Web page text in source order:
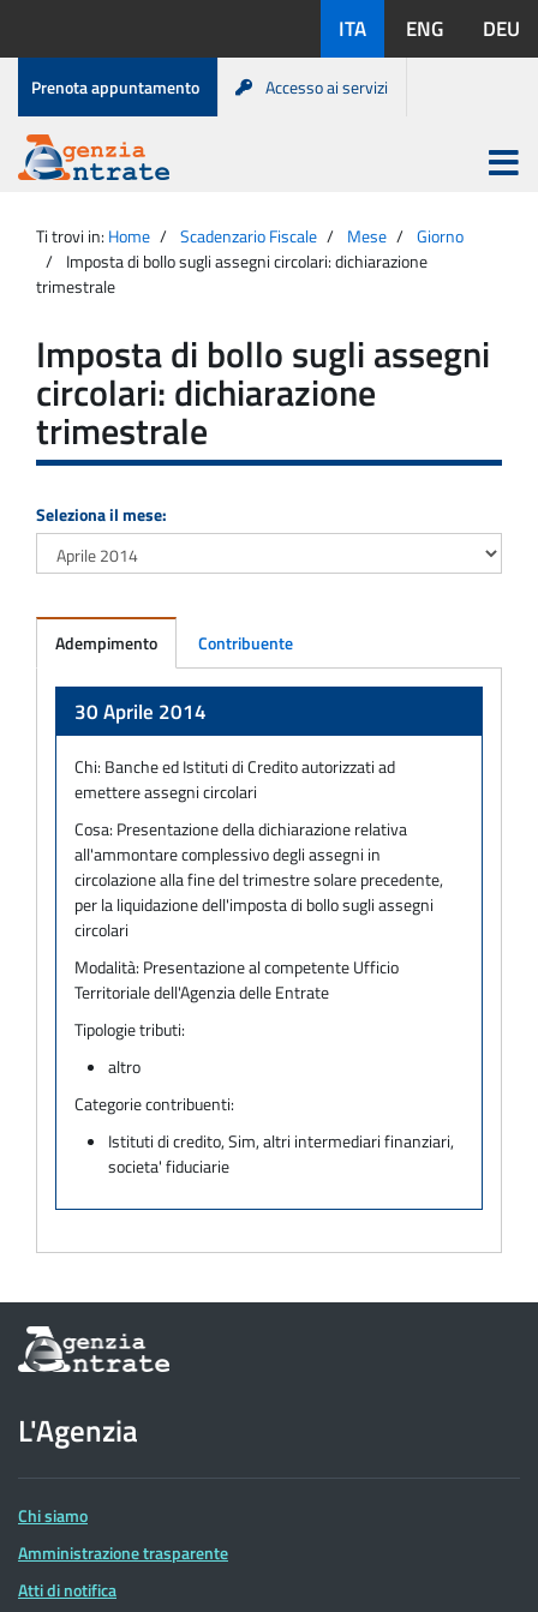
contenuto
disponibili:
ITA ENG DEU
Menu
di
servizio
Prenota appuntamento Accesso ai servizi
Agenzia
Entrate
Apri
menu
principale
Ti trovi in: Home Scadenzario Fiscale Mese
Giorno
Imposta di bollo sugli assegni circolari: dichiarazione
trimestrale
Imposta di bollo sugli assegni
circolari: dichiarazione
trimestrale
Seleziona il mese:
Adempimento Contribuente
30 Aprile 2014
Chi: Banche ed Istituti di Credito autorizzati ad
emettere assegni circolari
Cosa: Presentazione della dichiarazione relativa
all'ammontare complessivo degli assegni in
circolazione alla fine del trimestre solare precedente,
per la liquidazione dell'imposta di bollo sugli assegni
circolari
Modalità: Presentazione al competente Ufficio
Territoriale dell'Agenzia delle Entrate
Tipologie tributi:
altro
Categorie contribuenti:
Istituti di credito, Sim, altri intermediari finanziari,
societa' fiduciarie
Informazioni
sul
dell'Agenzia
delle
Entrate
L'Agenzia
Chi siamo
Amministrazione trasparente
Atti di notifica